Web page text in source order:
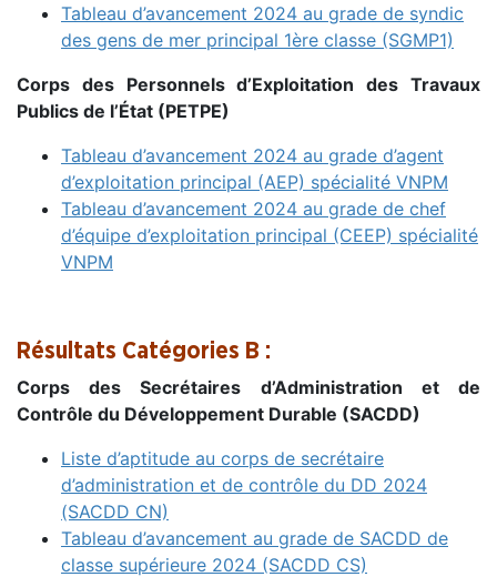
Tableau d’avancement 2024 au grade de syndic
des gens de mer principal 1ère classe (SGMP1)
Corps des Personnels d’Exploitation des Travaux
Publics de l’État (PETPE)
Tableau d’avancement 2024 au grade d’agent
d’exploitation principal (AEP) spécialité VNPM
Tableau d’avancement 2024 au grade de chef
d’équipe d’exploitation principal (CEEP) spécialité
VNPM
Résultats Catégories B :
Corps des Secrétaires d’Administration et de
Contrôle du Développement Durable (SACDD)
Liste d’aptitude au corps de secrétaire
d’administration et de contrôle du DD 2024
(SACDD CN)
Tableau d’avancement au grade de SACDD de
classe supérieure 2024 (SACDD CS)